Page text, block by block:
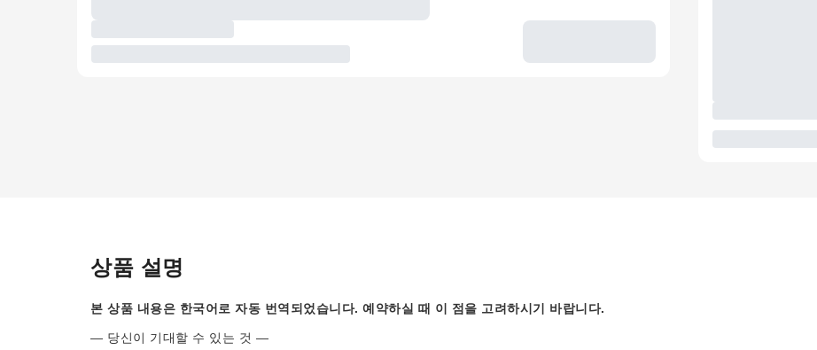
상품 설명
본 상품 내용은 한국어로 자동 번역되었습니다. 예약하실 때 이 점을 고려하시기 바랍니다.
— 당신이 기대할 수 있는 것 —